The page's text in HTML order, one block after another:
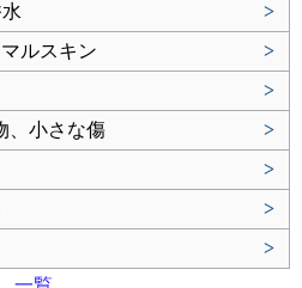
>
ルスキン
>
>
、小さな傷
>
>
>
>